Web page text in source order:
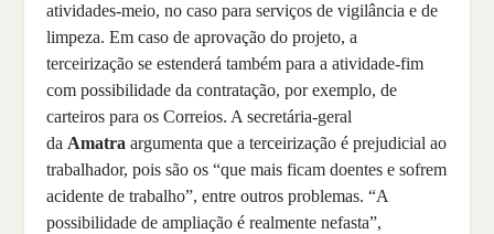
atividades-meio, no caso para serviços de vigilância e de
limpeza. Em caso de aprovação do projeto, a
terceirização se estenderá também para a atividade-fim
com possibilidade da contratação, por exemplo, de
carteiros para os Correios. A secretária-geral
da Amatra argumenta que a terceirização é prejudicial ao
trabalhador, pois são os “que mais ficam doentes e sofrem
acidente de trabalho”, entre outros problemas. “A
possibilidade de ampliação é realmente nefasta”,